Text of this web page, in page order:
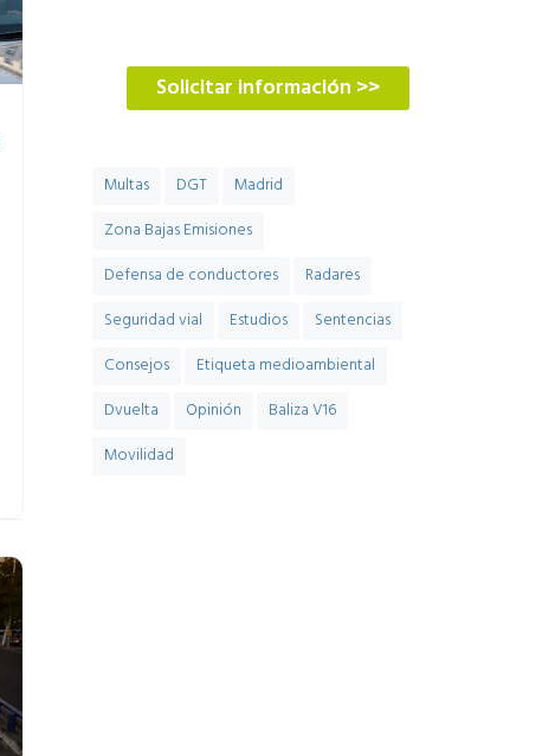
Solicitar información >>
Multas DGT
Madrid
Zona Bajas Emisiones
Defensa de conductores
Radares
Seguridad vial
Estudios
Sentencias
Consejos
Etiqueta medioambiental
Dvuelta
Opinión
Baliza V16
Movilidad